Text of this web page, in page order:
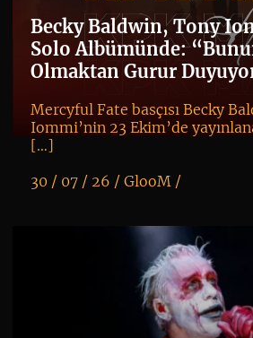
Becky Baldwin, Tony
Solo Albümünde:
Olmaktan Gurur
Mercyful Fate basçısı Becky
Iommi’nin 23 Ekim’de
[…]
30 / 07 / 26 / GlooM/